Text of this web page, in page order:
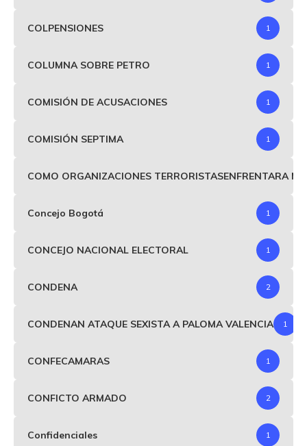
COLPENSIONES 1
COLUMNA SOBRE PETRO 1
COMISIÓN DE ACUSACIONES 1
COMISIÓN SEPTIMA 1
COMO ORGANIZACIONES TERRORISTASENFRENTARA
Concejo Bogotá 1
CONCEJO NACIONAL ELECTORAL 1
CONDENA 2
CONDENAN ATAQUE SEXISTA A PALOMA VALENCIA 1
CONFECAMARAS 1
CONFICTO ARMADO 2
Confidenciales 1